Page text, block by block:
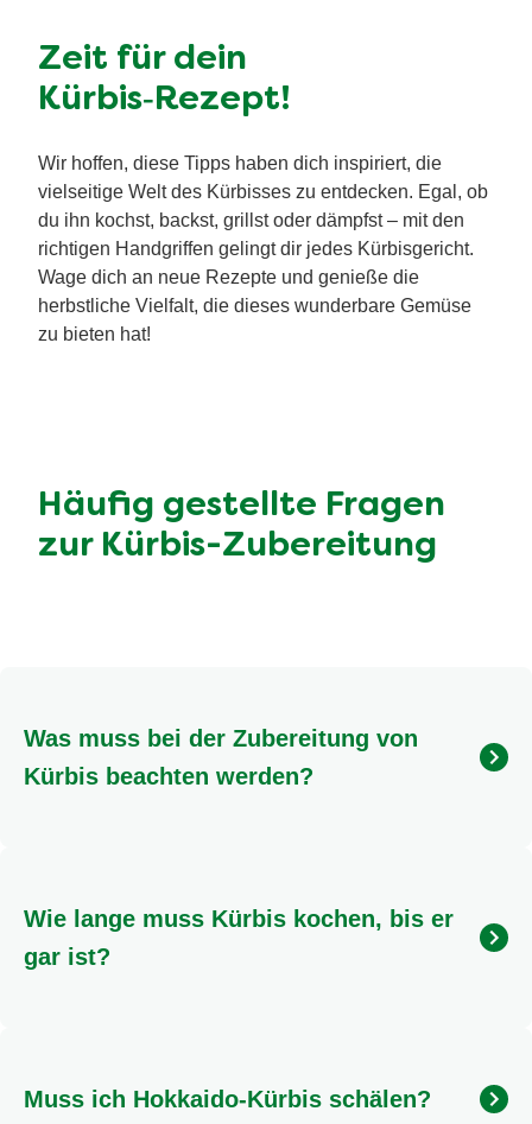
Zeit für dein
Kürbis‑Rezept!
Wir hoffen, diese Tipps haben dich inspiriert, die
vielseitige Welt des Kürbisses zu entdecken. Egal, ob
du ihn kochst, backst, grillst oder dämpfst – mit den
richtigen Handgriffen gelingt dir jedes Kürbisgericht.
Wage dich an neue Rezepte und genieße die
herbstliche Vielfalt, die dieses wunderbare Gemüse
zu bieten hat!
Häufig gestellte Fragen
zur Kürbis-Zubereitung
Was muss bei der Zubereitung von
Kürbis beachten werden?
am Innenrand zu entfernen. Eine detaillierte
Anleitung zum Schälen findest du
Wie lange muss Kürbis kochen, bis er
gar ist?
einstechen lassen, ist der Kürbis fertig. Für ein
Muss ich Hokkaido-Kürbis schälen?